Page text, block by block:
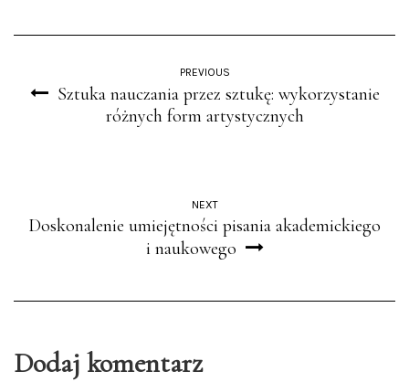
PREVIOUS
Sztuka nauczania przez sztukę: wykorzystanie
różnych form artystycznych
NEXT
Doskonalenie umiejętności pisania akademickiego
i naukowego
Dodaj komentarz